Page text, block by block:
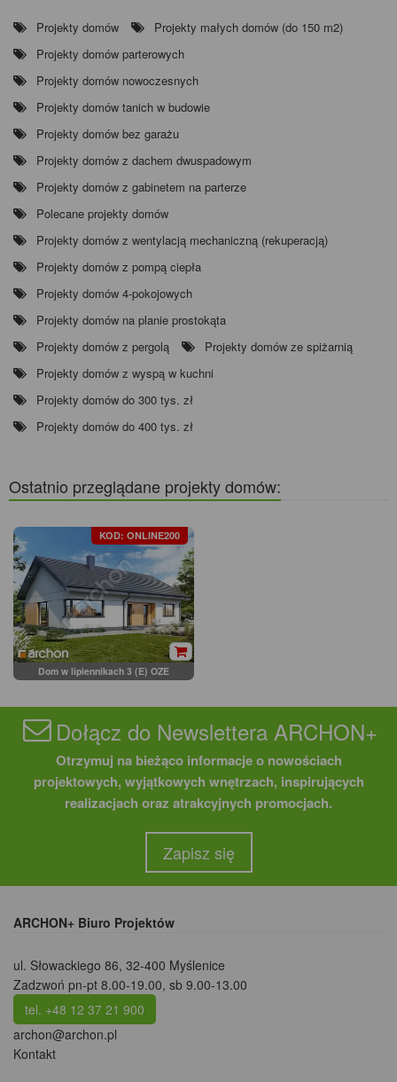
Projekty domów
Projekty małych domów (do 150 m2)
Projekty domów parterowych
Projekty domów nowoczesnych
Projekty domów tanich w budowie
Projekty domów bez garażu
Projekty domów z dachem dwuspadowym
Projekty domów z gabinetem na parterze
Polecane projekty domów
Projekty domów z wentylacją mechaniczną (rekuperacją)
Projekty domów z pompą ciepła
Projekty domów 4-pokojowych
Projekty domów na planie prostokąta
Projekty domów z pergolą
Projekty domów ze spiżarnią
Projekty domów z wyspą w kuchni
Projekty domów do 300 tys. zł
Projekty domów do 400 tys. zł
Ostatnio przeglądane projekty domów:
KOD: ONLINE200
Dom w lipiennikach 3 (E) OZE
Dołącz do Newslettera ARCHON+
Otrzymuj na bieżąco informacje o nowościach
projektowych, wyjątkowych wnętrzach, inspirujących
realizacjach oraz atrakcyjnych promocjach.
Zapisz się
ARCHON+ Biuro Projektów
ul. Słowackiego 86, 32-400 Myślenice
Zadzwoń pn-pt 8.00-19.00, sb 9.00-13.00
tel. +48 12 37 21 900
archon@archon.pl
Kontakt